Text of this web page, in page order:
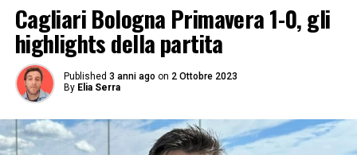
Cagliari Bologna Primavera 1-0, gli
highlights della partita
Published 3 anni ago on 2 Ottobre 2023
By Elia Serra